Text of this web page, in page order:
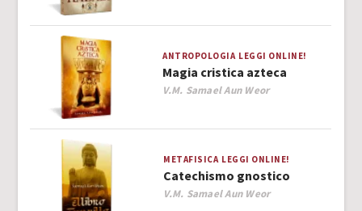
ANTROPOLOGIA LEGGI ONLINE!
Magia cristica azteca
Author
V.M. Samael Aun Weor
METAFISICA LEGGI ONLINE!
Catechismo gnostico
Author
V.M. Samael Aun Weor